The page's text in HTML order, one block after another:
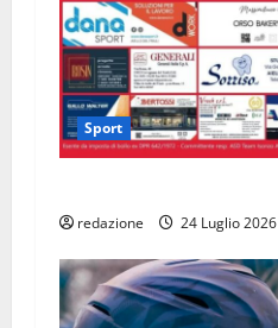
Sport
redazione 24 Luglio 2026